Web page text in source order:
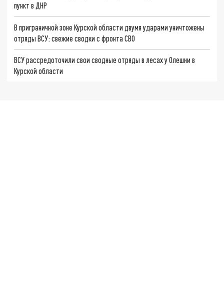
пункт в ДНР
В приграничной зоне Курской области двумя ударами уничтожены
отряды ВСУ: свежие сводки с фронта СВО
ВСУ рассредоточили свои сводные отряды в лесах у Олешни в
Курской области